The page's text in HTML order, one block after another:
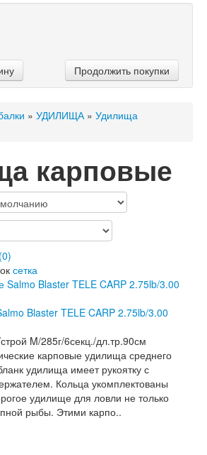
Продолжить покупки
» УДИЛИЩА» Удилища
карповые
сетка
Blaster TELE CARP 2.75lb/3.00
M/285г/6секц./дл.тр.90см
карповые удилища среднего
удилища имеет рукоятку с
Кольца укомплектованы
удилище для ловли не только
рыбы. Этими карпо..